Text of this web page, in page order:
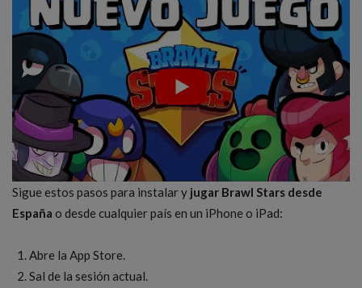
Sigue estos pasos para instalar y jugar Brawl Stars desde
España o desde cualquier país en un iPhone o iPad:
Abre la App Store.
Sal de la sesión actual.